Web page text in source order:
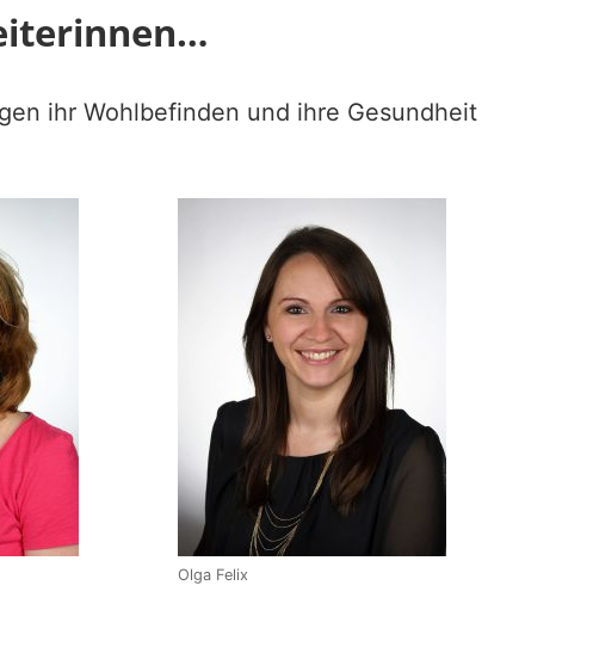
ihr Wohlbefinden und ihre Gesundheit
Olga Felix